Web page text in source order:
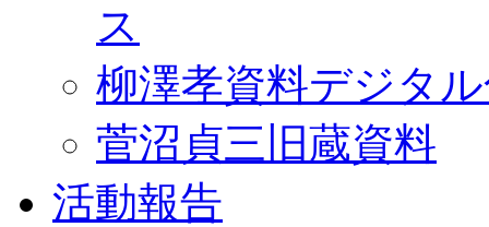
ス
柳澤孝資料デジタ
菅沼貞三旧蔵資料
活動報告